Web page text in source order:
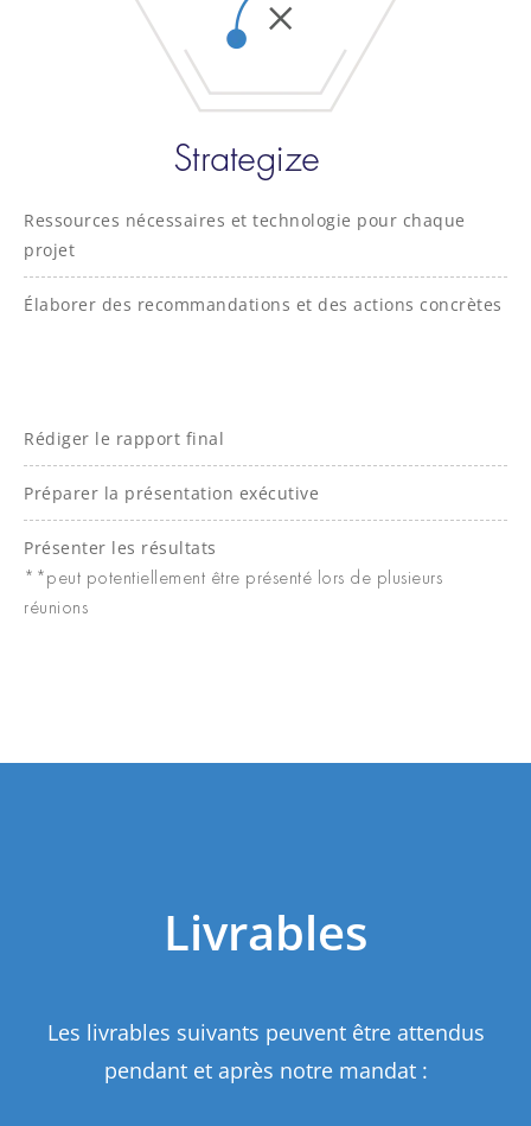
Ressources nécessaires et technologie pour chaque
projet
Élaborer des recommandations et des actions concrètes
Rédiger le rapport final
Préparer la présentation exécutive
Présenter les résultats
**peut potentiellement être présenté lors de plusieurs
réunions
Livrables
Les livrables suivants peuvent être attendus
pendant et après notre mandat :